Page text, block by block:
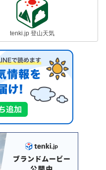
tenki.jp 登山天気